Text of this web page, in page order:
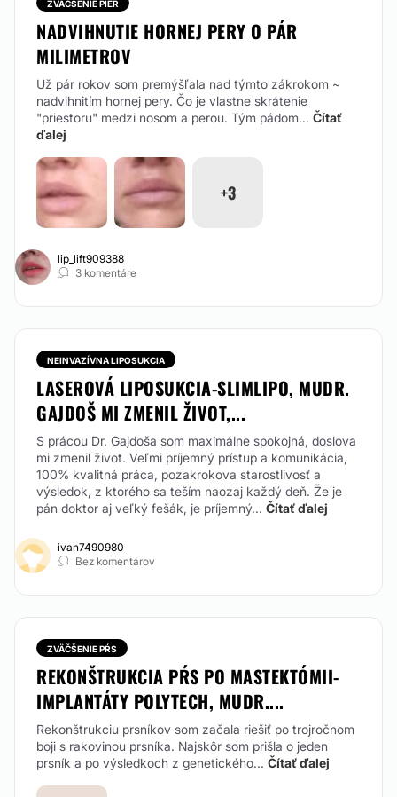
ZVÄČŠENIE PIER
NADVIHNUTIE HORNEJ PERY O PÁR
MILIMETROV
Už pár rokov som premýšľala nad týmto zákrokom ~
nadvihnitím hornej pery. Čo je vlastne skrátenie
"priestoru" medzi nosom a perou. Tým pádom... Čítať
ďalej
+3
lip_lift909388
3 komentáre
NEINVAZÍVNA LIPOSUKCIA
LASEROVÁ LIPOSUKCIA-SLIMLIPO, MUDR.
GAJDOŠ MI ZMENIL ŽIVOT,...
S prácou Dr. Gajdoša som maximálne spokojná, doslova
mi zmenil život. Veľmi príjemný prístup a komunikácia,
100% kvalitná práca, pozakrokova starostlivosť a
výsledok, z ktorého sa teším naozaj každý deň. Že je
pán doktor aj veľký fešák, je príjemný... Čítať ďalej
ivan7490980
Bez komentárov
ZVÄČŠENIE PŔS
REKONŠTRUKCIA PŔS PO MASTEKTÓMII-
IMPLANTÁTY POLYTECH, MUDR....
Rekonštrukciu prsníkov som začala riešiť po trojročnom
boji s rakovinou prsníka. Najskôr som prišla o jeden
prsník a po výsledkoch z genetického... Čítať ďalej